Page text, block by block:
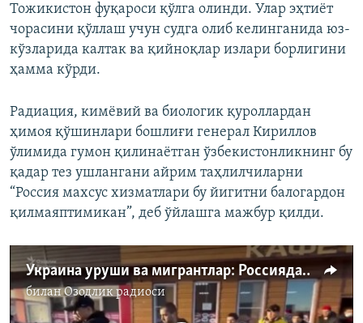
Тожикистон фуқароси қўлга олинди. Улар эҳтиёт
чорасини қўллаш учун судга олиб келинганида юз-
кўзларида калтак ва қийноқлар излари борлигини
ҳамма кўрди.
Радиация, кимёвий ва биологик қуроллардан
ҳимоя қўшинлари бошлиғи генерал Кириллов
ўлимида гумон қилинаётган ўзбекистонликнинг бу
қадар тез ушлангани айрим таҳлилчиларни
“Россия махсус хизматлари бу йигитни балогардон
қилмаяптимикан”, деб ўйлашга мажбур қилди.
Украина уруши ва мигрантлар: Россиядаги ўзбек маҳкумларнинг яқинлари хавотирда. Ҳукумат ва сиёсий партияларчи?
биланОзодлик радиоси